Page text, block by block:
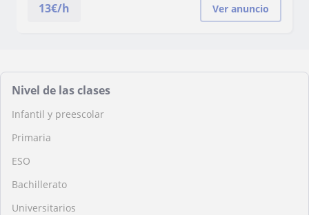
13€/h Ver anuncio
Nivel de las clases
Infantil y preescolar
Primaria
ESO
Bachillerato
Universitarios